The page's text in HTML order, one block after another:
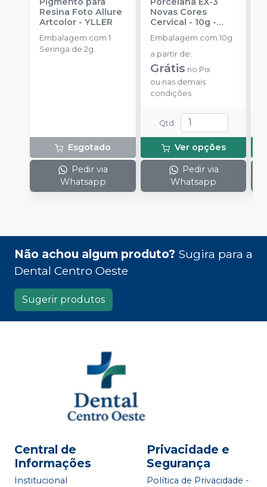
Resina Foto Allure
Artcolor -YLLER
Embalagem com 1
Seringa de 2g.
Esgotado
Pedir via
Whatsapp
Novas Cores
Cervical - 10g -
NORITAKE
Embalagem com 10g.
a partir de:
Grátis no Pix
ou nas demais
condições
Qtd :
Ver opções
Pedir via
Whatsapp
Não achou algum produto? Sugira para a
Dental Centro Oeste
Sugerir produtos
Central de
Informações
Institucional
Privacidade e
Segurança
Política de Privacidade -